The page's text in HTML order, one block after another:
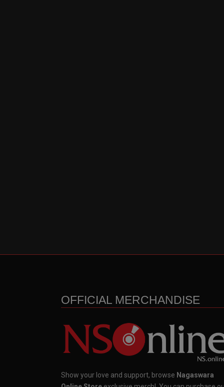
OFFICIAL MERCHANDISE
Show your love and support, browse Nagaswara